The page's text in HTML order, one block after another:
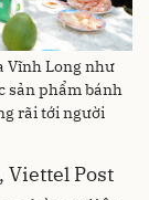
Vĩnh Long như
sản phẩm bánh
rãi tới người
Viettel Post